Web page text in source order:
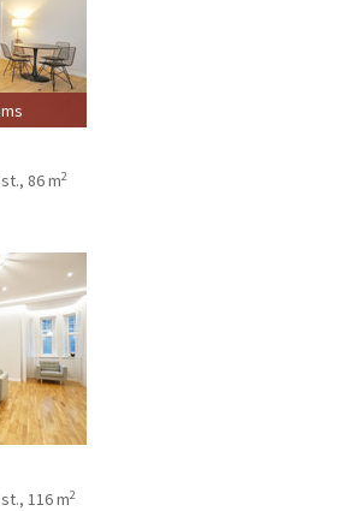
86 m2
116 m2